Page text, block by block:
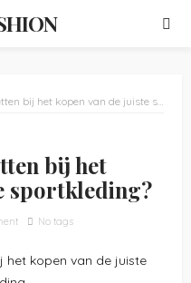
het kopen van de juiste sportkleding?
bij het
sportkleding?
No tags